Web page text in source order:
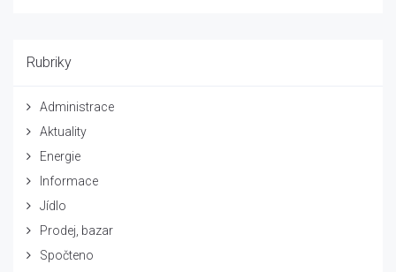
Rubriky
Administrace
Aktuality
Energie
Informace
Jídlo
Prodej, bazar
Spočteno